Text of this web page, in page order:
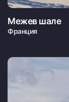
Межев шале
Франция